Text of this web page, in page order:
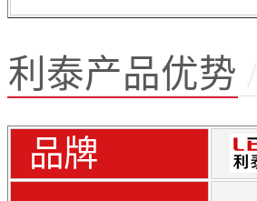
利泰产品优势
品牌